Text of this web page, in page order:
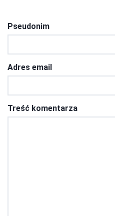
Pseudonim
Adres email
Treść komentarza